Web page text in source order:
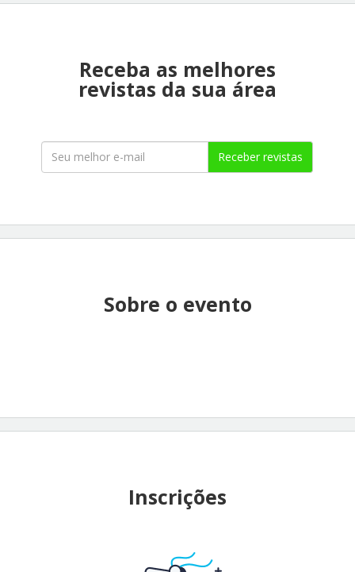
Receba as melhores
revistas da sua área
Receber revistas
Sobre o evento
Inscrições